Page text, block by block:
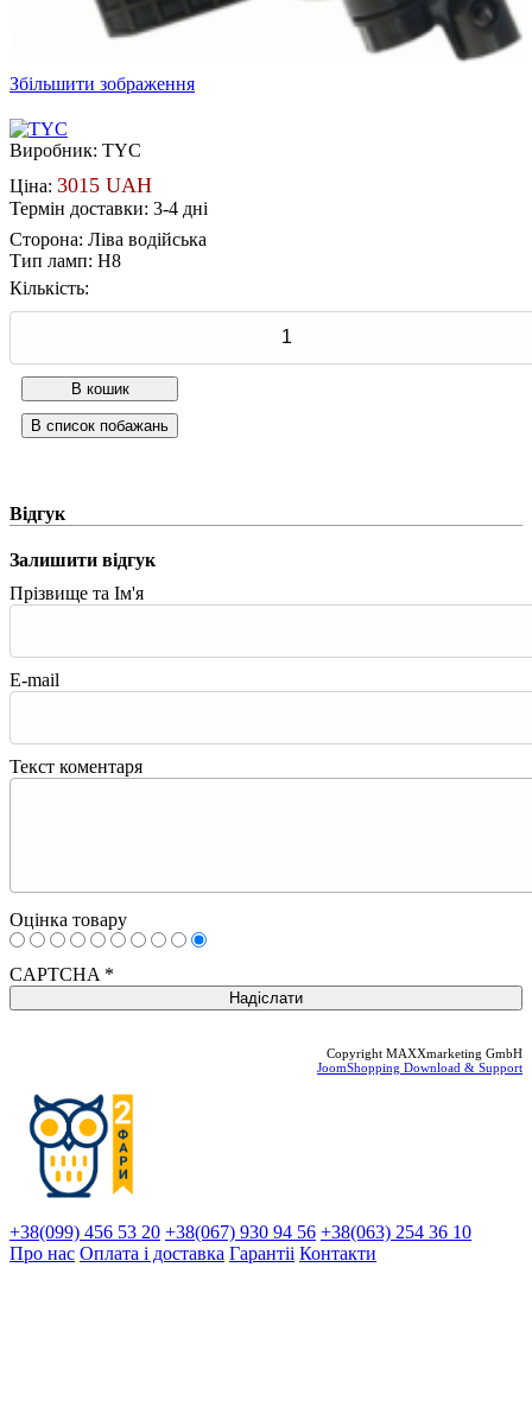
Збільшити зображення
Виробник: TYC
Ціна: 3015 UAH
Термін доставки: 3-4 дні
Сторона: Ліва водійська
Тип ламп: H8
Кількість:
Відгук
Залишити відгук
Прізвище та Ім'я
E-mail
Текст коментаря
Оцінка товару
CAPTCHA *
Copyright MAXXmarketing GmbH
JoomShopping Download & Support
+38(099) 456 53 20 +38(067) 930 94 56 +38(063) 254 36 10
Про нас Оплата і доставка Гарантіi Контакти